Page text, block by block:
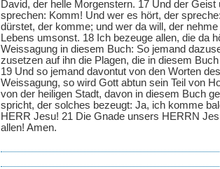
David, der helle Morgenstern. 17 Und der Geist
sprechen: Komm! Und wer es hört, der
dürstet, der komme; und wer da will, der
Lebens umsonst. 18 Ich bezeuge allen, die da
Weissagung in diesem Buch: So jemand
zusetzen auf ihn die Plagen, die in diesem
19 Und so jemand davontut von den Worten
Weissagung, so wird Gott abtun sein Teil von
von der heiligen Stadt, davon in diesem Buch
spricht, der solches bezeugt: Ja, ich komme
HERR Jesu! 21 Die Gnade unsers HERRN
allen! Amen.